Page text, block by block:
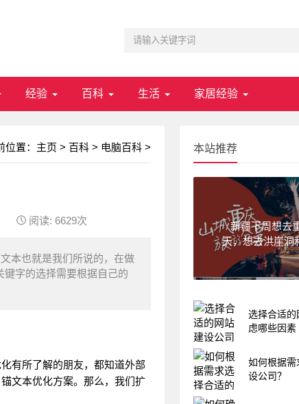
经验 百科 生活 家居经验
位置： 主页 > 百科 > 电脑百科 >
阅读: 6629次
本也就是我们所说的，在做
字的选择需要根据自己的
有所了解的朋友，都知道外部
文本优化方案。那么，我们扩
本站推荐
新疆下周想去
天，想去洪崖洞
武隆天坑,求一
略！费用
选择合适的
虑哪些因素
如何根据需
设公司？